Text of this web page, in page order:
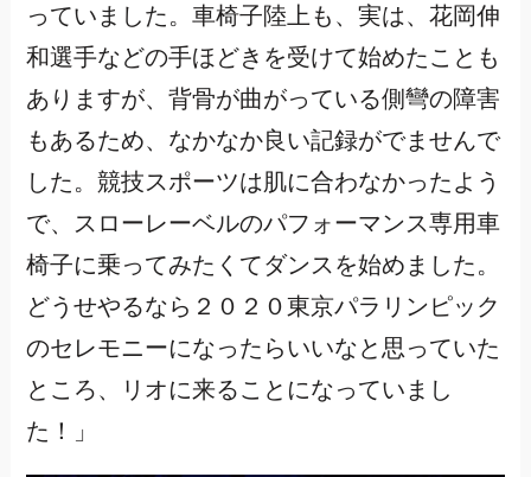
っていました。車椅子陸上も、実は、花岡伸
和選手などの手ほどきを受けて始めたことも
ありますが、背骨が曲がっている側彎の障害
もあるため、なかなか良い記録がでませんで
した。競技スポーツは肌に合わなかったよう
で、スローレーベルのパフォーマンス専用車
椅子に乗ってみたくてダンスを始めました。
どうせやるなら２０２０東京パラリンピック
のセレモニーになったらいいなと思っていた
ところ、リオに来ることになっていまし
た！」